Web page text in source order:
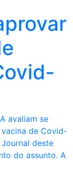
avaliam se
de Covid-
deste
do assunto. A